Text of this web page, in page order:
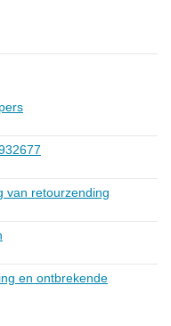
van retourzending
en ontbrekende